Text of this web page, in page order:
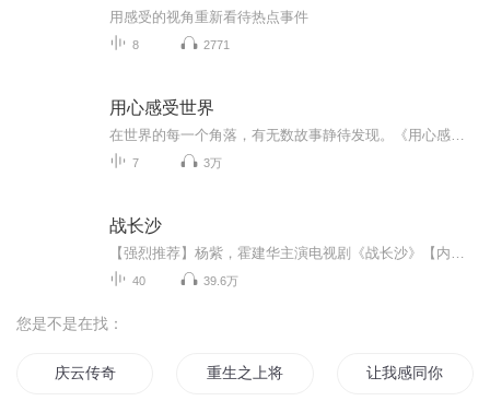
用感受的视角重新看待热点事件
8 2771
用心感受世界
7 3万
战长沙
40 39.6万
您是不是在找：
庆云传奇 重生之上将你受了 让我感同你的身受